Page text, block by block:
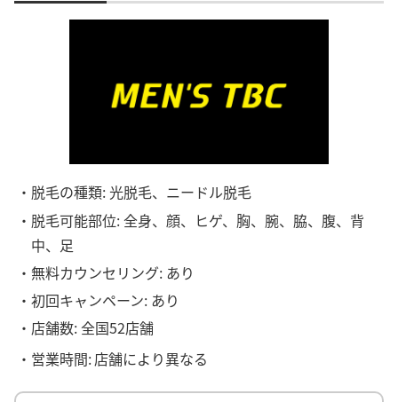
・脱毛の種類: 光脱毛、ニードル脱毛
・脱毛可能部位: 全身、顔、ヒゲ、胸、腕、脇、腹、背
中、足
・無料カウンセリング: あり
・初回キャンペーン: あり
・店舗数: 全国52店舗
・営業時間:店舗により異なる